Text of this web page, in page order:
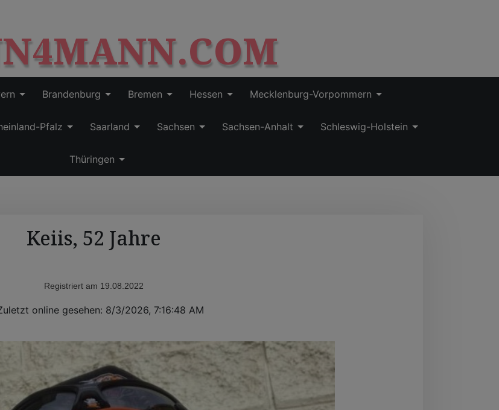
p
t
o
c
n
n
Brandenburg Bremen Hessen Mecklenburg-Vorpommern
Pfalz Saarland Sachsen Sachsen-Anhalt Schleswig-Holstein
Thüringen
Keiis, 52 Jahre
Registriert am 19.08.2022
online gesehen: 8/3/2026, 7:16:48 AM